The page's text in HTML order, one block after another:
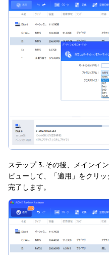
ステップ 3. その後、メインイ
ビューして、「適用」をクリ
完了します。